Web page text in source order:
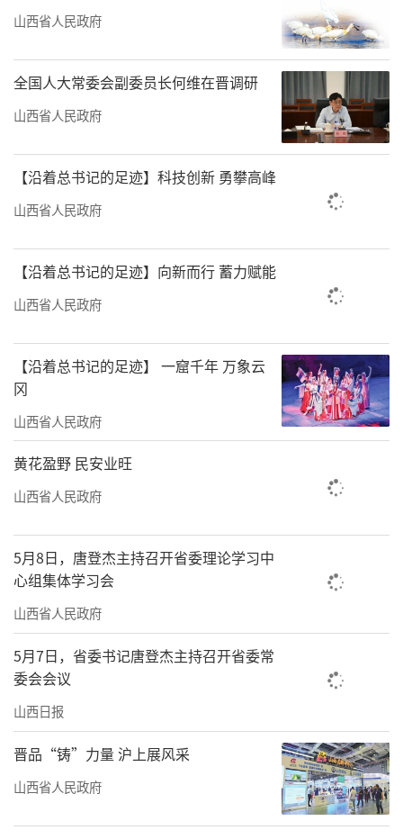
山西省人民政府
全国人大常委会副委员长何维在晋调研
山西省人民政府
【沿着总书记的足迹】科技创新 勇攀高峰
山西省人民政府
【沿着总书记的足迹】向新而行 蓄力赋能
山西省人民政府
【沿着总书记的足迹】 一窟千年 万象云
冈
山西省人民政府
黄花盈野 民安业旺
山西省人民政府
5月8日，唐登杰主持召开省委理论学习中
心组集体学习会
山西省人民政府
5月7日，省委书记唐登杰主持召开省委常
委会会议
山西日报
晋品“铸”力量 沪上展风采
山西省人民政府